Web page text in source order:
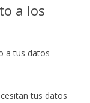
a los
a tus datos
tus datos